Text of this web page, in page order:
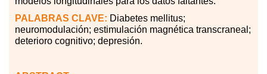
PALABRAS CLAVE: Diabetes mellitus;
neuromodulación; estimulación magnética transcraneal;
deterioro cognitivo; depresión.